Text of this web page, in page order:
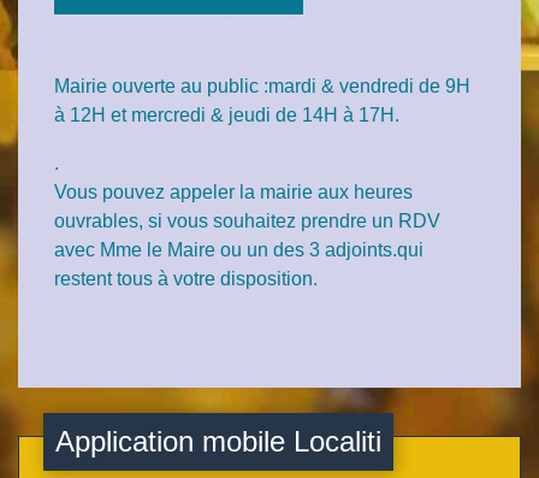
Mairie ouverte au public :mardi & vendredi de 9H
à 12H et mercredi & jeudi de 14H à 17H.
.
Vous pouvez appeler la mairie aux heures
ouvrables, si vous souhaitez prendre un RDV
avec Mme le Maire ou un des 3 adjoints.qui
restent tous à votre disposition.
Application mobile Localiti